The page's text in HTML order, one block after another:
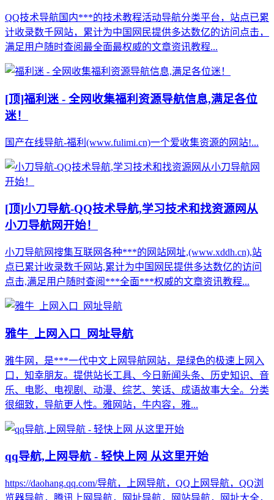
QQ技术导航国内***的技术教程活动导航分类平台，站点已累
计收录数千网站，累计为中国网民提供多达数亿的访问点击，
满足用户随时查阅最全面最权威的文章资讯教程...
[顶]福利迷 - 全网收集福利资源导航信息,满足各位
迷！
国产在线导航-福利(www.fulimi.cn)一个爱收集资源的网站!...
[顶]小刀导航-QQ技术导航,学习技术和找资源网从
小刀导航网开始！
小刀导航网搜集互联网各种***的网站网址,(www.xddh.cn),站
点已累计收录数千网站,累计为中国网民提供多达数亿的访问
点击,满足用户随时查阅***全面***权威的文章资讯教程...
雅牛_上网入口_网址导航
雅牛网，是***一代中文上网导航网站，是绿色的极速上网入
口，知幸朋友。提供站长工具、今日新闻头条、历史知识、音
乐、电影、电视剧、动漫、综艺、笑话、成语故事大全。分类
很细致，导航更人性。雅网站，牛内容，雅...
qq导航,上网导航 - 轻快上网 从这里开始
https://daohang.qq.com/导航，上网导航，QQ上网导航，QQ浏
览器导航，腾讯上网导航，网址导航，网站导航，网址大全，